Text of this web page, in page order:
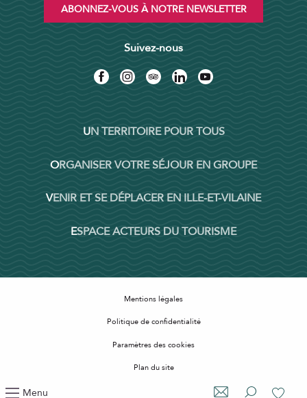
Menu
ABONNEZ-VOUS À NOTRE NEWSLETTER
Suivez-nous
UN TERRITOIRE POUR TOUS
ORGANISER VOTRE SÉJOUR EN GROUPE
VENIR ET SE DÉPLACER EN ILLE-ET-VILAINE
ESPACE ACTEURS DU TOURISME
Mentions légales
Politique de confidentialité
Paramètres des cookies
Plan du site